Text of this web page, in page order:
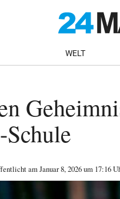
WELT
amJanuar 8, 2026um 17:16